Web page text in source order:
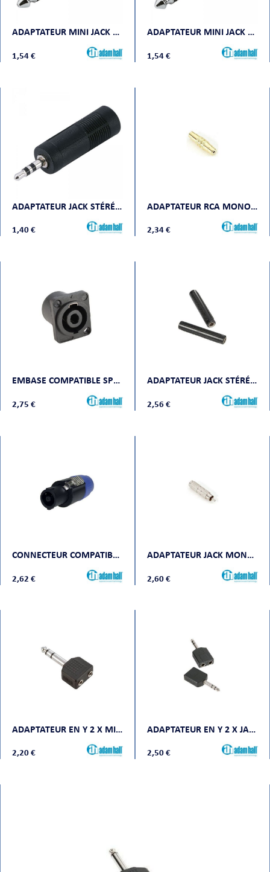
ADAPTATEUR MINI JACK MONO FEMELLE VERS JACK MONO MÂLE
1,54 €
ADAPTATEUR MINI JACK STÉRÉO FEMELLE VERS JACK STÉRÉO MÂLE
1,54 €
ADAPTATEUR JACK STÉRÉO FEMELLE VERS JACK STÉRÉO MÂLE
1,40 €
ADAPTATEUR RCA MONO FEMELLE VERS RCA MONO FEMELLE CONTACT OR
2,34 €
EMBASE COMPATIBLE SPEAKON 4 POINTSN, PLASTIQUE
2,75 €
ADAPTATEUR JACK STÉRÉO FEMELLE VERS JACK STÉRÉO MÂLE
2,56 €
CONNECTEUR COMPATIBLE SPEAKON 4 POINTS
2,62 €
ADAPTATEUR JACK MONO FEMELLE VERS RCA MONO MÂLE
2,60 €
ADAPTATEUR EN Y 2 X MINI JACK STÉRÉO FEMELLE VERS JACK STÉRÉO MÂLE
2,20 €
ADAPTATEUR EN Y 2 X JACK STÉRÉO FEMELLE VERS JACK STÉRÉO MÂLE
2,50 €